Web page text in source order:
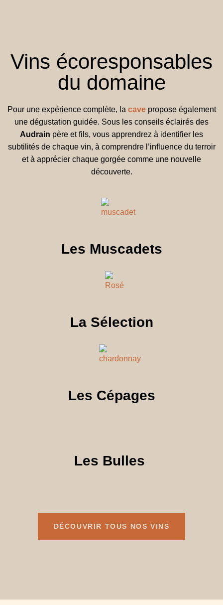
Vins écoresponsables
du domaine
Pour une expérience complète, la cavepropose également
une dégustation guidée. Sous les conseils éclairés des
Audrain père et fils, vous apprendrez à identifier les
subtilités de chaque vin, à comprendre l’influence du terroir
et à apprécier chaque gorgée comme une nouvelle
découverte.
Les Muscadets
La Sélection
Les Cépages
Les Bulles
DÉCOUVRIR TOUS NOS VINS